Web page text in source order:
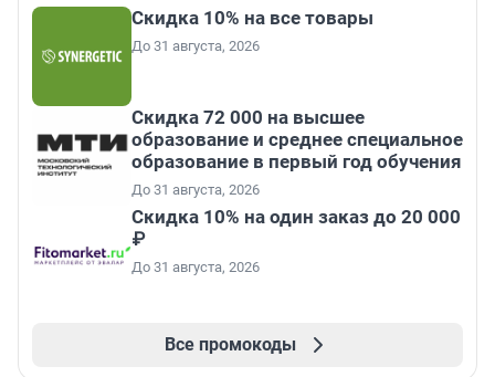
Скидка 10% на все товары
До 31 августа, 2026
Скидка 72 000 на высшее
образование и среднее специальное
образование в первый год обучения
До 31 августа, 2026
Скидка 10% на один заказ до 20 000
₽
До 31 августа, 2026
Все промокоды